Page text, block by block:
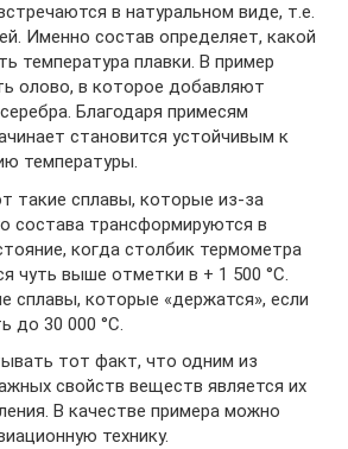
в натуральном виде, т.е.
Именно состав определяет, какой
температура плавки. В пример
олово, в которое добавляют
Благодаря примесям
становится устойчивым к
температуры.
такие сплавы, которые из-за
состава трансформируются в
когда столбик термометра
чуть выше отметки в + 1 500 °C.
сплавы, которые «держатся», если
до 30 000 °C.
тот факт, что одним из
свойств веществ является их
В качестве примера можно
технику.